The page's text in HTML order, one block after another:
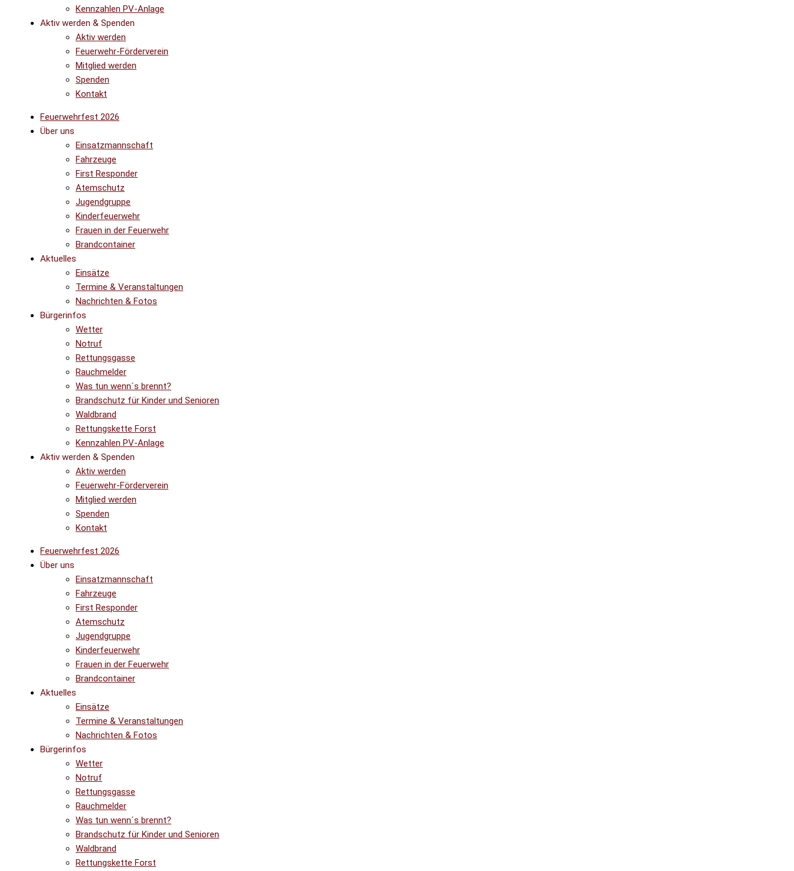
Kennzahlen PV-Anlage
Aktiv werden & Spenden
Aktiv werden
Feuerwehr-Förderverein
Mitglied werden
Spenden
Kontakt
Feuerwehrfest 2026
Über uns
Einsatzmannschaft
Fahrzeuge
First Responder
Atemschutz
Jugendgruppe
Kinderfeuerwehr
Frauen in der Feuerwehr
Brandcontainer
Aktuelles
Einsätze
Termine & Veranstaltungen
Nachrichten & Fotos
Bürgerinfos
Wetter
Notruf
Rettungsgasse
Rauchmelder
Was tun wenn´s brennt?
Brandschutz für Kinder und Senioren
Waldbrand
Rettungskette Forst
Kennzahlen PV-Anlage
Aktiv werden & Spenden
Aktiv werden
Feuerwehr-Förderverein
Mitglied werden
Spenden
Kontakt
Feuerwehrfest 2026
Über uns
Einsatzmannschaft
Fahrzeuge
First Responder
Atemschutz
Jugendgruppe
Kinderfeuerwehr
Frauen in der Feuerwehr
Brandcontainer
Aktuelles
Einsätze
Termine & Veranstaltungen
Nachrichten & Fotos
Bürgerinfos
Wetter
Notruf
Rettungsgasse
Rauchmelder
Was tun wenn´s brennt?
Brandschutz für Kinder und Senioren
Waldbrand
Rettungskette Forst